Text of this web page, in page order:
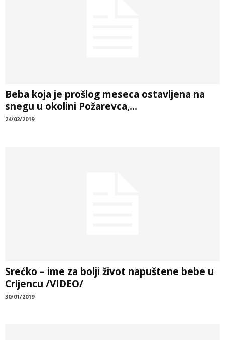
Beba koja je prošlog meseca ostavljena na
snegu u okolini Požarevca,...
24/02/2019
Srećko – ime za bolji život napuštene bebe u
Crljencu /VIDEO/
30/01/2019